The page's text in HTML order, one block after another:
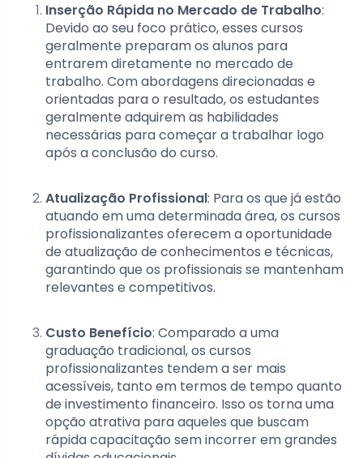
Inserção Rápida no Mercado de Trabalho:
Devido ao seu foco prático, esses cursos
geralmente preparam os alunos para
entrarem diretamente no mercado de
trabalho. Com abordagens direcionadas e
orientadas para o resultado, os estudantes
geralmente adquirem as habilidades
necessárias para começar a trabalhar logo
após a conclusão do curso.
Atualização Profissional: Para os que já estão
atuando em uma determinada área, os cursos
profissionalizantes oferecem a oportunidade
de atualização de conhecimentos e técnicas,
garantindo que os profissionais se mantenham
relevantes e competitivos.
Custo Benefício: Comparado a uma
graduação tradicional, os cursos
profissionalizantes tendem a ser mais
acessíveis, tanto em termos de tempo quanto
de investimento financeiro. Isso os torna uma
opção atrativa para aqueles que buscam
rápida capacitação sem incorrer em grandes